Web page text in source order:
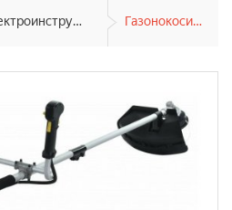
Электроинструмент, садовая техника Газонокосилки и триммеры